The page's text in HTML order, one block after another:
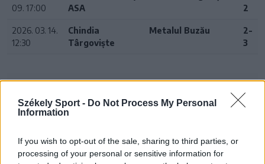
Székely Sport - Do Not Process My Personal
Information
If you wish to opt-out of the sale, sharing to third parties, or
processing of your personal or sensitive information for
09. 17:00
ASA
2
2026. 03. 14.
12:30
Chindia
Târgoviște
Metalul Buzău
2-
3
24 ÓRA
Súlyos veszteség, kilenc hónapra eltiltották a Sepsi
OSK csapatkapitányát